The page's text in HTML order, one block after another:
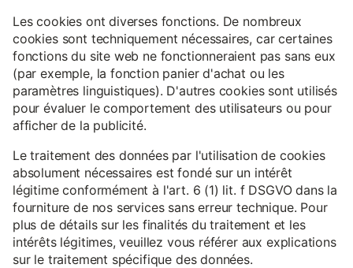
Les cookies ont diverses fonctions. De nombreux
cookies sont techniquement nécessaires, car certaines
fonctions du site web ne fonctionneraient pas sans eux
(par exemple, la fonction panier d'achat ou les
paramètres linguistiques). D'autres cookies sont utilisés
pour évaluer le comportement des utilisateurs ou pour
afficher de la publicité.
Le traitement des données par l'utilisation de cookies
absolument nécessaires est fondé sur un intérêt
légitime conformément à l'art. 6 (1) lit. f DSGVO dans la
fourniture de nos services sans erreur technique. Pour
plus de détails sur les finalités du traitement et les
intérêts légitimes, veuillez vous référer aux explications
sur le traitement spécifique des données.